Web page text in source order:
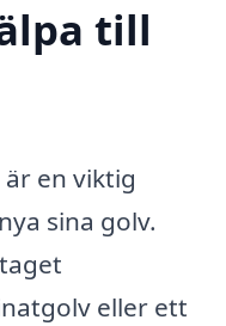
till
en viktig
sina golv.
eller ett